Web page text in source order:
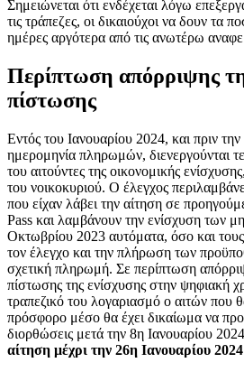
Σημειώνεται ότι ενδέχεται λόγω
τις τράπεζες, οι δικαιούχοι να δουν τα
ημέρες αργότερα από τις ανωτέρω
Περίπτωση απόρριψης
πίστωσης
Εντός του Ιανουαρίου 2024, και πριν
ημερομηνία πληρωμών, διενεργούνται
του αιτούντες της οικονομικής
του νοικοκυριού. Ο έλεγχος
που είχαν λάβει την αίτηση σε
Pass και λαμβάνουν την ενίσχυση των
Οκτωβρίου 2023 αυτόματα, όσο και
τον έλεγχο και την πλήρωση των
σχετική πληρωμή. Σε περίπτωση
πίστωσης της ενίσχυσης στην ψηφιακή
τραπεζικό του λογαριασμό ο αιτών που
πρόσφορο μέσο θα έχει δικαίωμα να
διορθώσεις μετά την 8η Ιανουαρίου
αίτηση μέχρι την 26η Ιανουαρίου 2024